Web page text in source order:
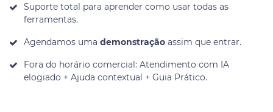
Suporte total para aprender como usar todas as
ferramentas.
Agendamos uma demonstração assim que entrar.
Fora do horário comercial: Atendimento com IA
elogiado + Ajuda contextual + Guia Prático.